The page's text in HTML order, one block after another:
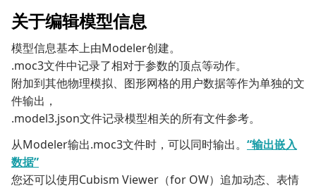
关于编辑模型信息
模型信息基本上由Modeler创建。
.moc3文件中记录了相对于参数的顶点等动作。
附加到其他物理模拟、图形网格的用户数据等作为单独的文
件输出，
.model3.json文件记录模型相关的所有文件参考。
从Modeler输出.moc3文件时，可以同时输出。 “输出嵌入
数据”
您还可以使用Cubism Viewer（for OW）追加动态、表情